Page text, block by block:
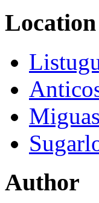
Location
Author